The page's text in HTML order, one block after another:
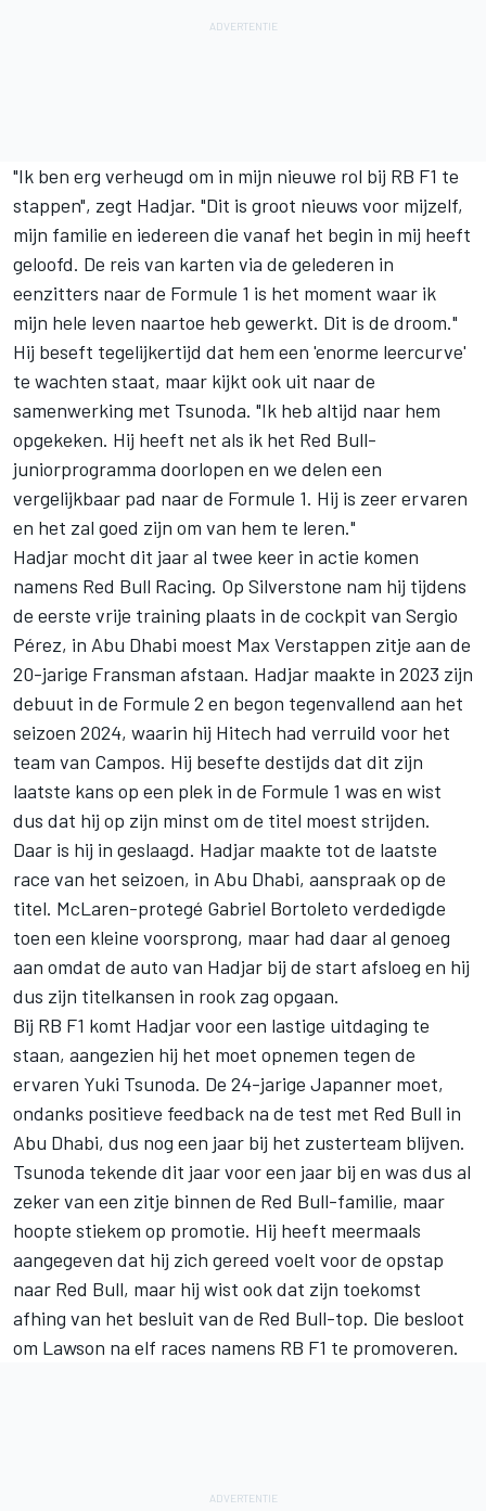
"Ik ben erg verheugd om in mijn nieuwe rol bij RB F1 te
stappen", zegt Hadjar. "Dit is groot nieuws voor mijzelf,
mijn familie en iedereen die vanaf het begin in mij heeft
geloofd. De reis van karten via de gelederen in
eenzitters naar de Formule 1 is het moment waar ik
mijn hele leven naartoe heb gewerkt. Dit is de droom."
Hij beseft tegelijkertijd dat hem een 'enorme leercurve'
te wachten staat, maar kijkt ook uit naar de
samenwerking met Tsunoda. "Ik heb altijd naar hem
opgekeken. Hij heeft net als ik het Red Bull-
juniorprogramma doorlopen en we delen een
vergelijkbaar pad naar de Formule 1. Hij is zeer ervaren
en het zal goed zijn om van hem te leren."
Hadjar mocht dit jaar al twee keer in actie komen
namens Red Bull Racing. Op Silverstone nam hij tijdens
de eerste vrije training plaats in de cockpit van Sergio
Pérez, in Abu Dhabi moest Max Verstappen zitje aan de
20-jarige Fransman afstaan. Hadjar maakte in 2023 zijn
debuut in de Formule 2 en begon tegenvallend aan het
seizoen 2024, waarin hij Hitech had verruild voor het
team van Campos. Hij besefte destijds dat dit zijn
laatste kans op een plek in de Formule 1 was en wist
dus dat hij op zijn minst om de titel moest strijden.
Daar is hij in geslaagd. Hadjar maakte tot de laatste
race van het seizoen, in Abu Dhabi, aanspraak op de
titel. McLaren-protegé Gabriel Bortoleto verdedigde
toen een kleine voorsprong, maar had daar al genoeg
aan omdat de auto van Hadjar bij de start afsloeg en hij
dus zijn titelkansen in rook zag opgaan.
Bij RB F1 komt Hadjar voor een lastige uitdaging te
staan, aangezien hij het moet opnemen tegen de
ervaren Yuki Tsunoda. De 24-jarige Japanner moet,
ondanks positieve feedback na de test met Red Bull in
Abu Dhabi, dus nog een jaar bij het zusterteam blijven.
Tsunoda tekende dit jaar voor een jaar bij en was dus al
zeker van een zitje binnen de Red Bull-familie, maar
hoopte stiekem op promotie. Hij heeft meermaals
aangegeven dat hij zich gereed voelt voor de opstap
naar Red Bull, maar hij wist ook dat zijn toekomst
afhing van het besluit van de Red Bull-top. Die besloot
om Lawson na elf races namens RB F1 te promoveren.